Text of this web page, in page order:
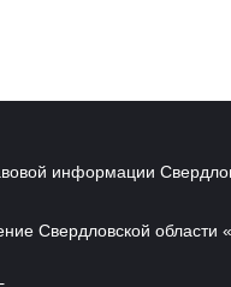
информации
Свердловской области